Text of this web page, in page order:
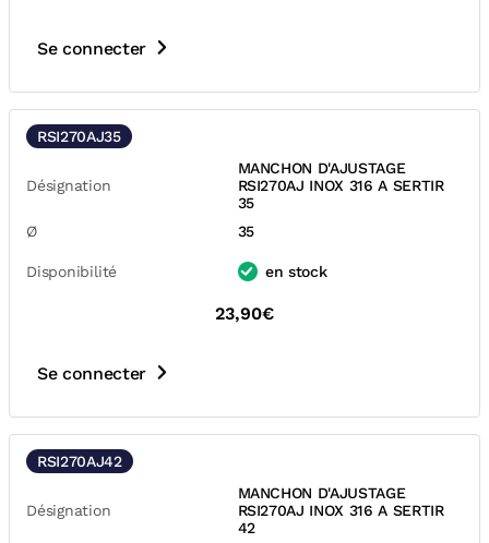
Se connecter
RSI270AJ35
Désignation
MANCHON D'AJUSTAGE
RSI270AJ INOX 316 A SERTIR
35
Ø
35
Disponibilité en stock
23,90€
Se connecter
RSI270AJ42
Désignation
MANCHON D'AJUSTAGE
RSI270AJ INOX 316 A SERTIR
42